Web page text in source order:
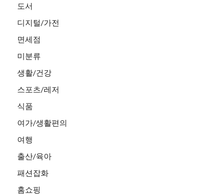
도서
디지털/가전
면세점
미분류
생활/건강
스포츠/레저
식품
여가/생활편의
여행
출산/육아
패션잡화
홈쇼핑